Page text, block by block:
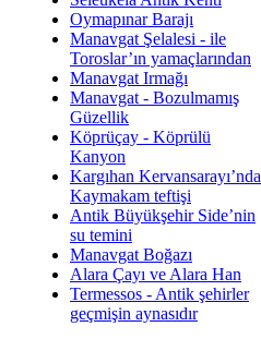
Oymapınar Barajı
Manavgat Şelalesi - ile
Toroslar’ın yamaçlarından
Manavgat Irmağı
Manavgat - Bozulmamış
Güzellik
Köprüçay - Köprülü
Kanyon
Kargıhan Kervansarayı’nda
Kaymakam teftişi
Antik Büyükşehir Side’nin
su temini
Manavgat Boğazı
Alara Çayı ve Alara Han
Termessos - Antik şehirler
geçmişin aynasıdır